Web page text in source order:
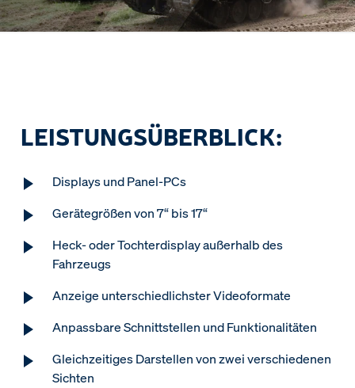
LEISTUNGSÜBERBLICK:
Displays und Panel-PCs
Gerätegrößen von 7“ bis 17“
Heck- oder Tochterdisplay außerhalb des
Fahrzeugs
Anzeige unterschiedlichster Videoformate
Anpassbare Schnittstellen und Funktionalitäten
Gleichzeitiges Darstellen von zwei verschiedenen
Sichten